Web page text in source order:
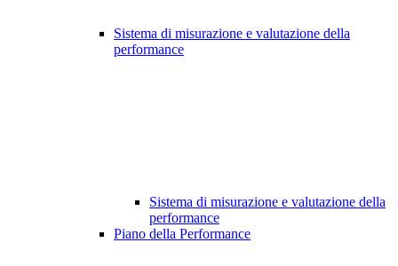
Sistema di misurazione e valutazione della
performance
Sistema di misurazione e valutazione della
performance
Piano della Performance